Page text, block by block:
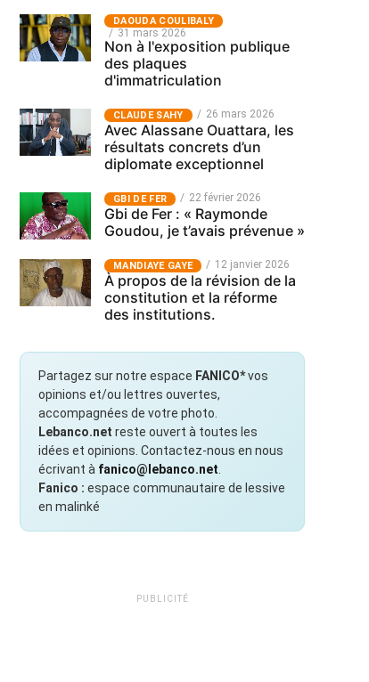
‎DAOUDA COULIBALY
31 mars 2026
Non à l'exposition publique
des plaques
d'immatriculation
CLAUDE SAHY 26 mars 2026
Avec Alassane Ouattara, les
résultats concrets d’un
diplomate exceptionnel
GBI DE FER 22 février 2026
Gbi de Fer : « Raymonde
Goudou, je t’avais prévenue »
MANDIAYE GAYE 12 janvier 2026
À propos de la révision de la
constitution et la réforme
des institutions.
Partagez sur notre espace FANICO*vos
opinions et/ou lettres ouvertes,
accompagnées de votre photo.
Lebanco.net reste ouvert à toutes les
idées et opinions. Contactez-nous en nous
écrivant à fanico@lebanco.net
Fanico : espace communautaire de lessive
en malinké
PUBLICITÉ